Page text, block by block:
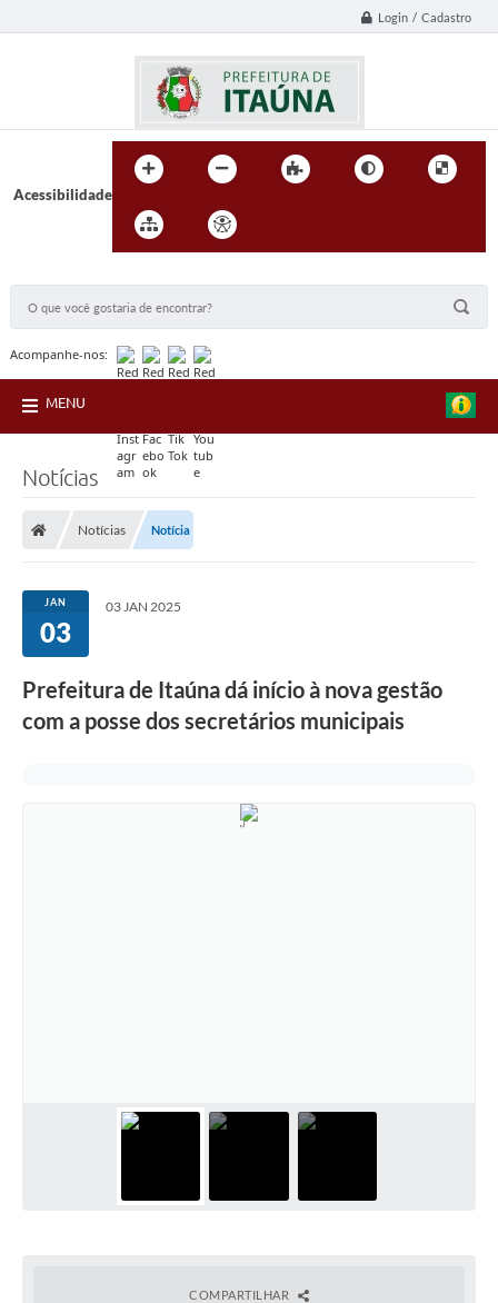
Login / Cadastro
Acessibilidade
Acompanhe-nos:
MENU
Notícias
Notícias Notícia
JAN
03
03 JAN 2025
Prefeitura de Itaúna dá início à nova gestão
com a posse dos secretários municipais
COMPARTILHAR